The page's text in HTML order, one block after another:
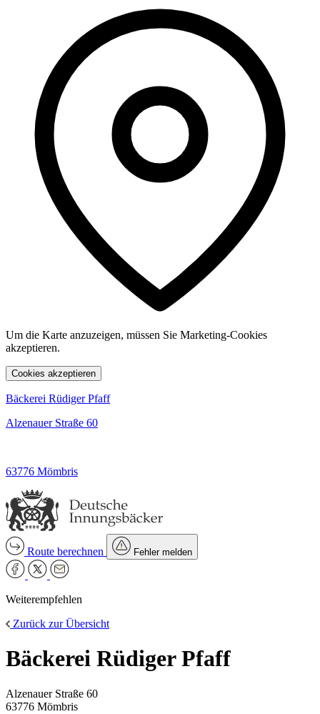
Um die Karte anzuzeigen, müssen Sie Marketing-Cookies
akzeptieren.
Cookies akzeptieren
Bäckerei Rüdiger Pfaff
Alzenauer Straße 60
63776 Mömbris
Route berechnen Fehler melden
Weiterempfehlen
Zurück zur Übersicht
Bäckerei Rüdiger Pfaff
Alzenauer Straße 60
63776 Mömbris